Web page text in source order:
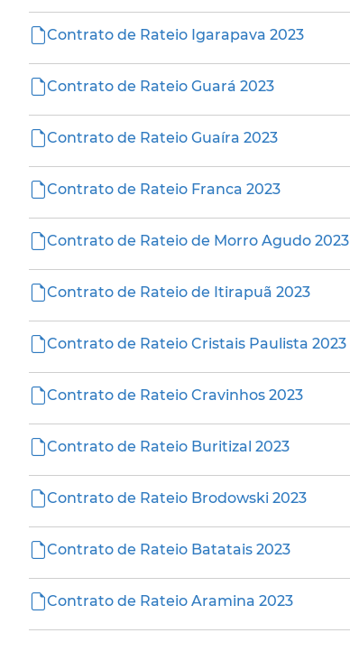
Contrato de Rateio Igarapava 2023
Contrato de Rateio Guará 2023
Contrato de Rateio Guaíra 2023
Contrato de Rateio Franca 2023
Contrato de Rateio de Morro Agudo 2023
Contrato de Rateio de Itirapuã 2023
Contrato de Rateio Cristais Paulista 2023
Contrato de Rateio Cravinhos 2023
Contrato de Rateio Buritizal 2023
Contrato de Rateio Brodowski 2023
Contrato de Rateio Batatais 2023
Contrato de Rateio Aramina 2023